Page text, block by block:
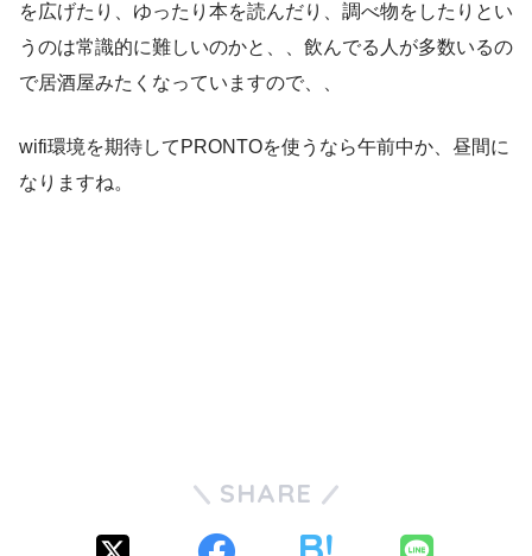
を広げたり、ゆったり本を読んだり、調べ物をしたりとい
うのは常識的に難しいのかと、、飲んでる人が多数いるの
で居酒屋みたくなっていますので、、
wifi環境を期待してPRONTOを使うなら午前中か、昼間に
なりますね。
SHARE